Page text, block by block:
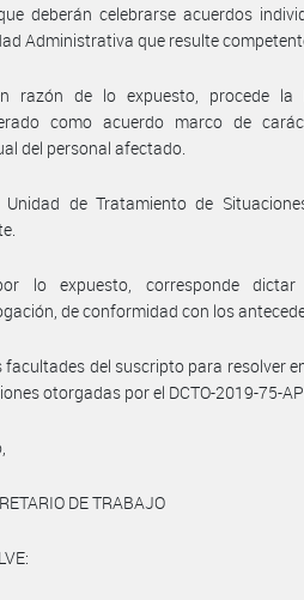
deberán celebrarse acuerdos
Administrativa que resulte
razón de lo expuesto, procede
como acuerdo marco de
del personal afectado.
Unidad de Tratamiento de
lo expuesto, corresponde
de conformidad con los
facultades del suscripto para resolver
otorgadas por el DCTO-2019-75-
DE TRABAJO